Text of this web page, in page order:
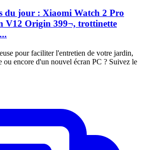
du jour : Xiaomi Watch 2 Pro
V12 Origin 399¬, trottinette
pour faciliter l'entretien de votre jardin,
ou encore d'un nouvel écran PC ? Suivez le